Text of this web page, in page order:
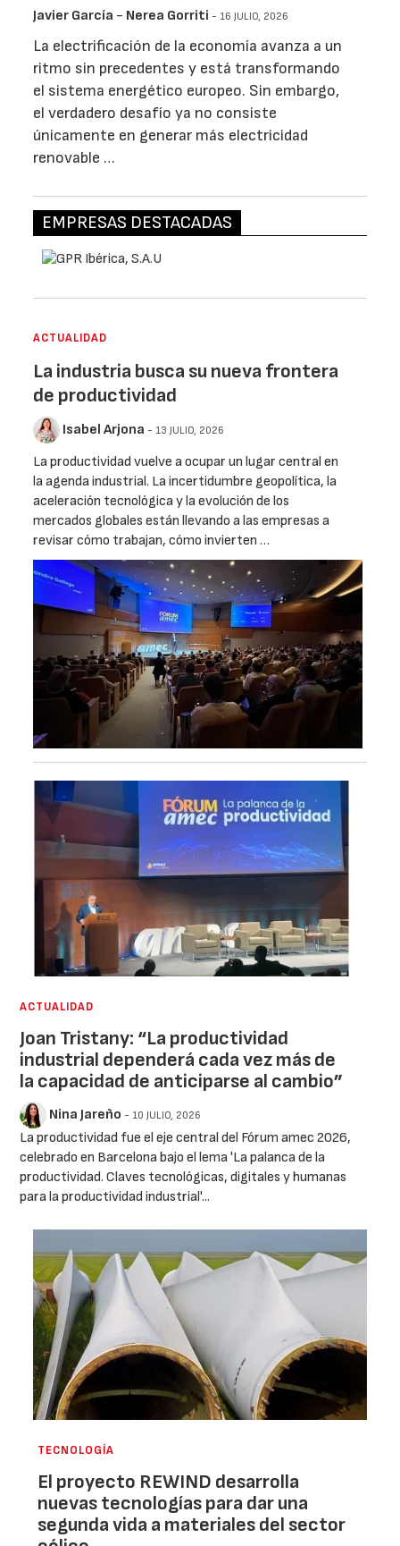
Javier García - Nerea Gorriti - 16 JULIO, 2026
La electrificación de la economía avanza a un
ritmo sin precedentes y está transformando
el sistema energético europeo. Sin embargo,
el verdadero desafío ya no consiste
únicamente en generar más electricidad
renovable …
EMPRESAS DESTACADAS
ACTUALIDAD
La industria busca su nueva frontera
de productividad
Isabel Arjona - 13 JULIO, 2026
La productividad vuelve a ocupar un lugar central en
la agenda industrial. La incertidumbre geopolítica, la
aceleración tecnológica y la evolución de los
mercados globales están llevando a las empresas a
revisar cómo trabajan, cómo invierten …
ACTUALIDAD
Joan Tristany: “La productividad
industrial dependerá cada vez más de
la capacidad de anticiparse al cambio”
Nina Jareño - 10 JULIO, 2026
La productividad fue el eje central del Fórum amec 2026,
celebrado en Barcelona bajo el lema 'La palanca de la
productividad. Claves tecnológicas, digitales y humanas
para la productividad industrial'...
TECNOLOGÍA
El proyecto REWIND desarrolla
nuevas tecnologías para dar una
segunda vida a materiales del sector